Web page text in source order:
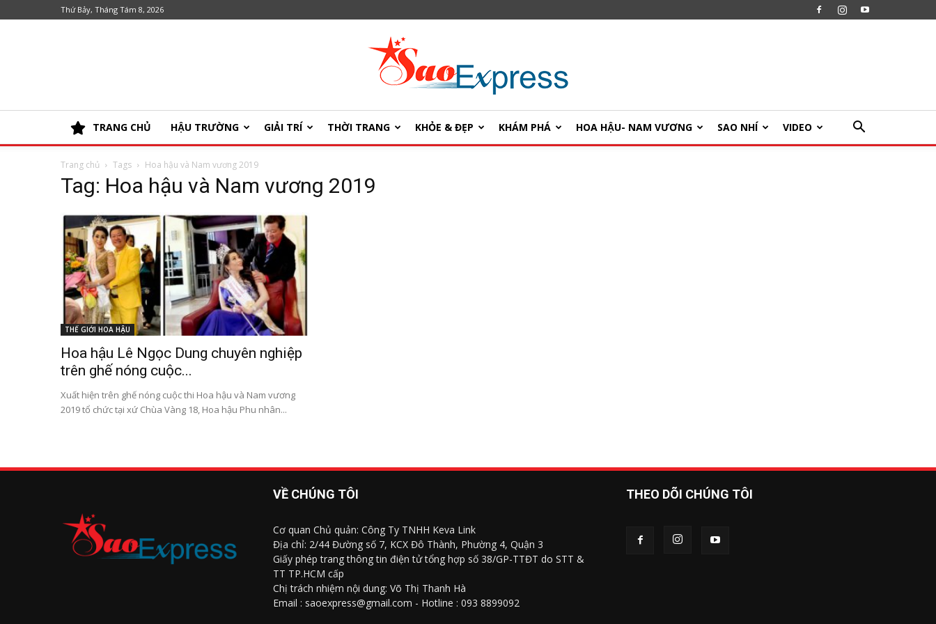
Thứ Bảy, Tháng Tám 8, 2026
SaoExpress
TRANG CHỦ HẬU TRƯỜNG GIẢI TRÍ THỜI TRANG KHỎE & ĐẸP KHÁM PHÁ HOA HẬU- NAM VƯƠNG SAO NHÍ VIDEO
Trang chủ Tags Hoa hậu và Nam vương 2019
Tag: Hoa hậu và Nam vương 2019
THẾ GIỚI HOA HẬU
Hoa hậu Lê Ngọc Dung chuyên nghiệp
trên ghế nóng cuộc...
Xuất hiện trên ghế nóng cuộc thi Hoa hậu và Nam vương
2019 tổ chức tại xứ Chùa Vàng 18, Hoa hậu Phu nhân...
VỀ CHÚNG TÔI
Cơ quan Chủ quản: Công Ty TNHH Keva Link
Địa chỉ: 2/44 Đường số 7, KCX Đô Thành, Phường 4, Quận 3
Giấy phép trang thông tin điện tử tổng hợp số 38/GP-TTĐT do STT &
TT TP.HCM cấp
Chị trách nhiệm nội dung: Võ Thị Thanh Hà
Email : saoexpress@gmail.com - Hotline : 093 8899092
THEO DÕI CHÚNG TÔI